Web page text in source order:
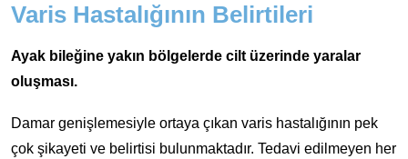
Varis Hastalığının Belirtileri
Ayak bileğine yakın bölgelerde cilt üzerinde yaralar
oluşması.
Damar genişlemesiyle ortaya çıkan varis hastalığının pek
çok şikayeti ve belirtisi bulunmaktadır. Tedavi edilmeyen her